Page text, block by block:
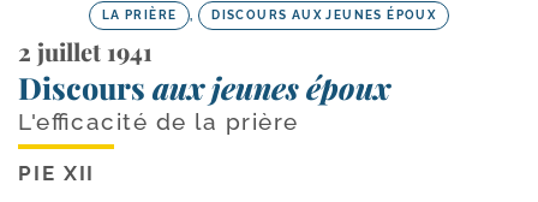
LA PRIÈRE , DISCOURS AUX JEUNES ÉPOUX
2 juillet 1941
Discours aux jeunes époux
L'efficacité de la prière
PIE XII